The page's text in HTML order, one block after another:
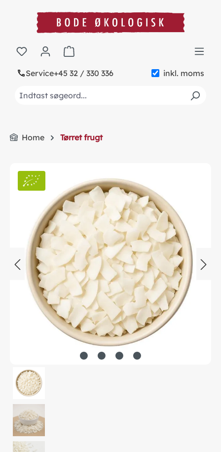
content
Service+45 32 / 330 336 inkl. moms
Shopping cart contains 0 items. The cart
Home Tørret frugt
Skip image gallery